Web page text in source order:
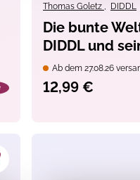
Thomas Goletz DIDDL
Die bunte
DIDDL und
Freunden -
Zeichenbuch
Ab dem 27.08.26
12,99 €